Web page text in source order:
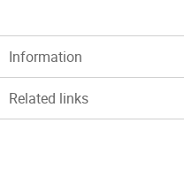
Information
Related links